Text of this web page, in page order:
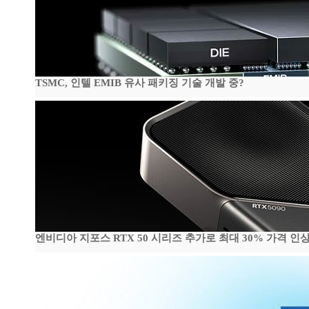
TSMC, 인텔 EMIB 유사 패키징 기술 개발 중?
엔비디아 지포스 RTX 50 시리즈 추가로 최대 30% 가격 인